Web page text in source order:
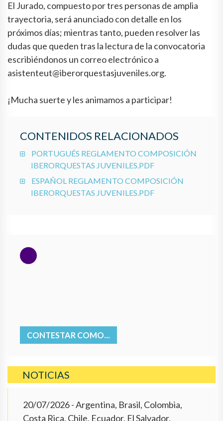
El Jurado, compuesto por tres personas de amplia
trayectoria, será anunciado con detalle en los
próximos días; mientras tanto, pueden resolver las
dudas que queden tras la lectura de la convocatoria
escribiéndonos un correo electrónico a
asistenteut@iberorquestasjuveniles.org.
¡Mucha suerte y les animamos a participar!
CONTENIDOS RELACIONADOS
PORTUGUÉS REGLAMENTO COMPOSICIÓN
IBERORQUESTAS JUVENILES.PDF
ESPAÑOL REGLAMENTO COMPOSICIÓN
IBERORQUESTAS JUVENILES.PDF
CONTESTAR COMO...
NOTICIAS
20/07/2026- Argentina, Brasil, Colombia,
Costa Rica, Chile, Ecuador, El Salvador,